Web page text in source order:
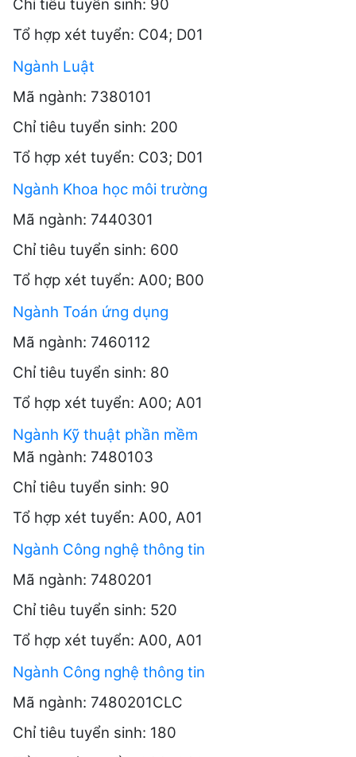
Chỉ tiêu tuyển sinh: 90
Tổ hợp xét tuyển: C04; D01
Ngành Luật
Mã ngành: 7380101
Chỉ tiêu tuyển sinh: 200
Tổ hợp xét tuyển: C03; D01
Ngành Khoa học môi trường
Mã ngành: 7440301
Chỉ tiêu tuyển sinh: 600
Tổ hợp xét tuyển: A00; B00
Ngành Toán ứng dụng
Mã ngành: 7460112
Chỉ tiêu tuyển sinh: 80
Tổ hợp xét tuyển: A00; A01
Ngành Kỹ thuật phần mềm
Mã ngành: 7480103
Chỉ tiêu tuyển sinh: 90
Tổ hợp xét tuyển: A00, A01
Ngành Công nghệ thông tin
Mã ngành: 7480201
Chỉ tiêu tuyển sinh: 520
Tổ hợp xét tuyển: A00, A01
Ngành Công nghệ thông tin
Mã ngành: 7480201CLC
Chỉ tiêu tuyển sinh: 180